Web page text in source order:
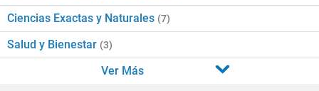
Ciencias Exactas y Naturales (7)
Salud y Bienestar (3)
Ver Más